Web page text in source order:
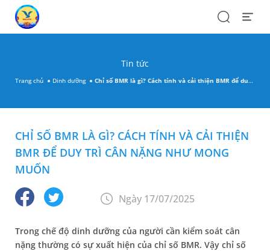
SearchOpen
Tin tức
Trang chủ Dinh dưỡng Chỉ số BMR là gì? Cách tính và cải thiện BMR để duy trì cân nặng như mong muốn
CHỈ SỐ BMR LÀ GÌ? CÁCH TÍNH VÀ CẢI THIỆN
BMR ĐỂ DUY TRÌ CÂN NẶNG NHƯ MONG
MUỐN
Ngày 17/07/2025
Trong chế độ dinh dưỡng của người cần kiểm soát cân
nặng thường có sự xuất hiện của chỉ số BMR. Vậy chỉ số